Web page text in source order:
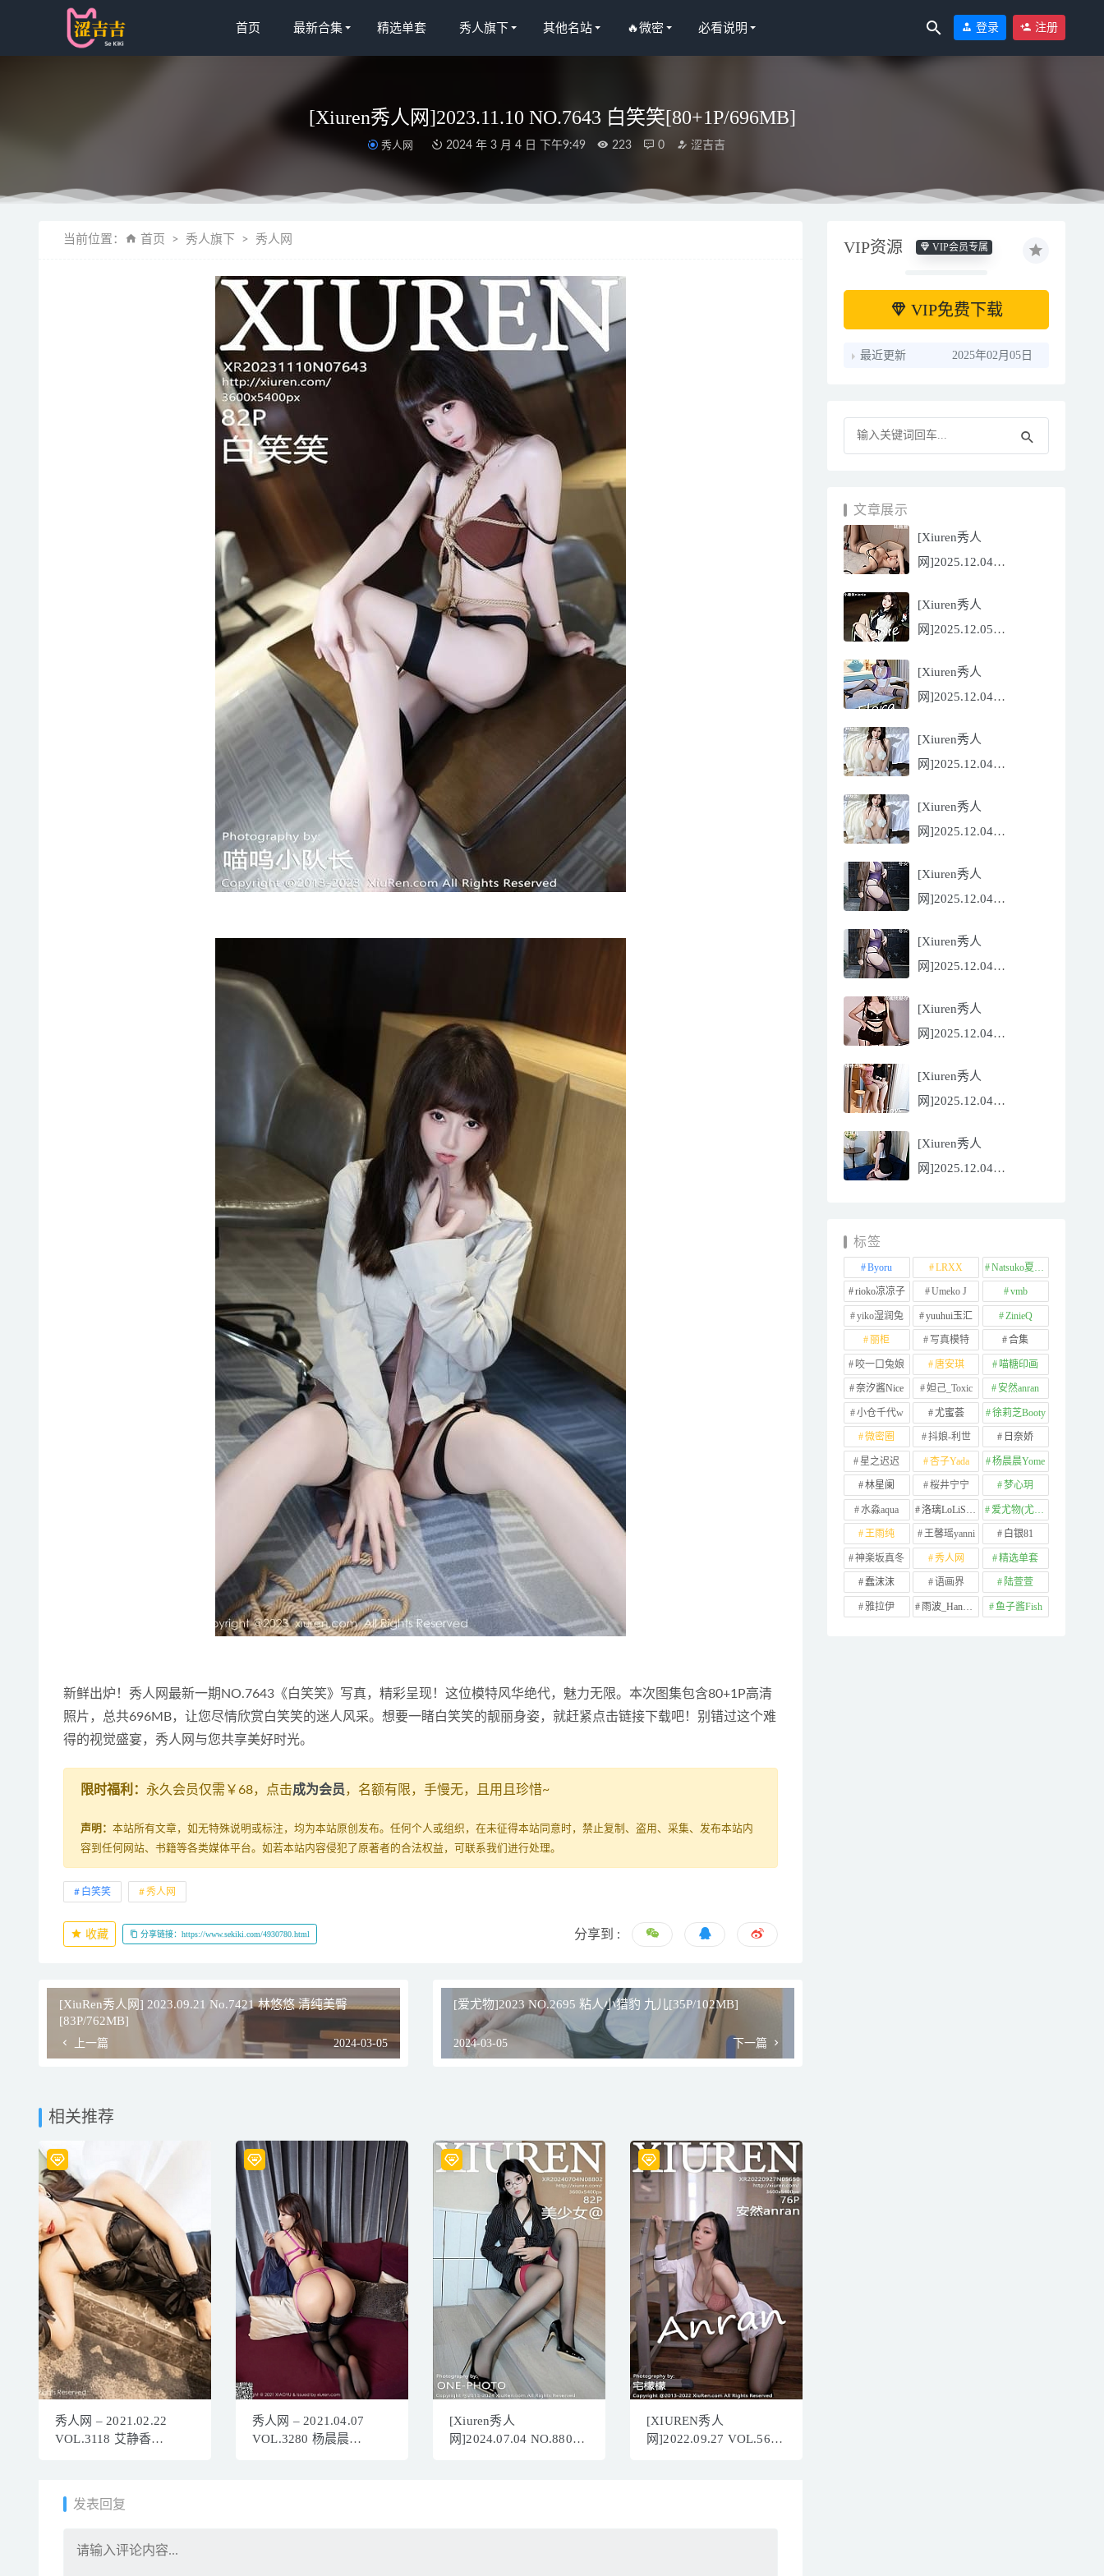
首页 最新合集 精选单套 秀人旗下 其他名站 🔥微密 必看说明 登录 注册
[Xiuren秀人网]2023.11.10 NO.7643 白笑笑[80+1P/696MB]
秀人网 2024 年 3 月 4 日 下午9:49 223 0 涩吉吉
当前位置： 首页 秀人旗下 秀人网
新鲜出炉！秀人网最新一期NO.7643《白笑笑》写真，精彩呈现！这位模特风华绝代，魅力无限。本次图集包含80+1P高清
照片，总共696MB，让您尽情欣赏白笑笑的迷人风采。想要一睹白笑笑的靓丽身姿，就赶紧点击链接下载吧！别错过这个难
得的视觉盛宴，秀人网与您共享美好时光。
限时福利： 永久会员仅需￥68，点击成为会员，名额有限，手慢无，且用且珍惜~
声明： 本站所有文章，如无特殊说明或标注，均为本站原创发布。任何个人或组织，在未征得本站同意时，禁止复制、盗用、采集、发布本站内
容到任何网站、书籍等各类媒体平台。如若本站内容侵犯了原著者的合法权益，可联系我们进行处理。
白笑笑 秀人网
收藏 分享链接：https://www.sekiki.com/4930780.html 分享到 :
[XiuRen秀人网] 2023.09.21 No.7421 林悠悠 清纯美臀
[83P/762MB]
上一篇 2024-03-05
[爱尤物]2023 NO.2695 粘人小猎豹 九儿[35P/102MB]
2024-03-05 下一篇
相关推荐
秀人网 – 2021.02.22
VOL.3118 艾静香
秀人网 – 2021.04.07
VOL.3280 杨晨晨
[Xiuren秀人
网]2024.07.04 NO.8802
[XIUREN秀人
网]2022.09.27 VOL.5650
发表回复
VIP资源 VIP会员专属
VIP免费下载
最近更新 2025年02月05日
文章展示
[Xiuren秀人
网]2025.12.04
[81P/751.43MB]
[Xiuren秀人
网]2025.12.05
nienie[60P/642.39MB]
[Xiuren秀人
网]2025.12.04
Flora[81P/832.27MB]
[Xiuren秀人
网]2025.12.04
[56P/602.69MB]
[Xiuren秀人
网]2025.12.04
[56P/602.69MB]
[Xiuren秀人
网]2025.12.04
[71P/960.78MB]
[Xiuren秀人
网]2025.12.04
[71P/960.78MB]
[Xiuren秀人
网]2025.12.04
[86P/762.32MB]
[Xiuren秀人
网]2025.12.04
Well11[67P/745.99MB]
[Xiuren秀人
网]2025.12.04
标签
Byoru LRXX Natsuko夏夏子
rioko凉凉子 Umeko J vmb
yiko湿润兔 yuuhui玉汇 ZinieQ
丽柜 写真模特 合集
咬一口兔娘 唐安琪 喵糖印画
奈汐酱Nice 妲己_Toxic 安然anran
小仓千代w 尤蜜荟 徐莉芝Booty
微密圈 抖娘-利世 日奈娇
星之迟迟 杏子Yada 杨晨晨Yome
林星阑 桜井宁宁 梦心玥
水淼aqua 洛璃LoLiSAMA 爱尤物(尤果网)
王雨纯 王馨瑶yanni 白银81
神楽坂真冬 秀人网 精选单套
蠢沫沫 语画界 陆萱萱
雅拉伊 雨波_HaneAme 鱼子酱Fish
[Xiuren秀人网]2025.08.27 NO.10694 阿依莎[83P/807.98MB]
霜月shimo – NO.077 しもデイリーしも[130P8V-2723MB]
星澜是澜澜叫澜妹呀 – NO.53 蔚蓝档案 一之濑明日奈 僵尸娘[80P2V-2.35GB]